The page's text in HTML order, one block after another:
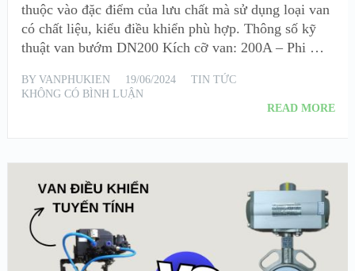
thuộc vào đặc điểm của lưu chất mà sử dụng loại van
có chất liệu, kiểu điều khiển phù hợp. Thông số kỹ
thuật van bướm DN200 Kích cỡ van: 200A – Phi …
BY VANPHUKIEN 19/06/2024
TIN TỨC
KHÔNG CÓ BÌNH LUẬN
READ MORE